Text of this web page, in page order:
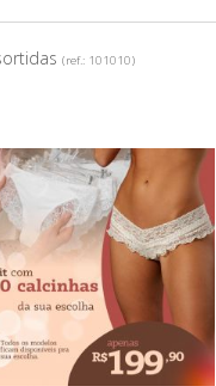
(ref.: 101010)